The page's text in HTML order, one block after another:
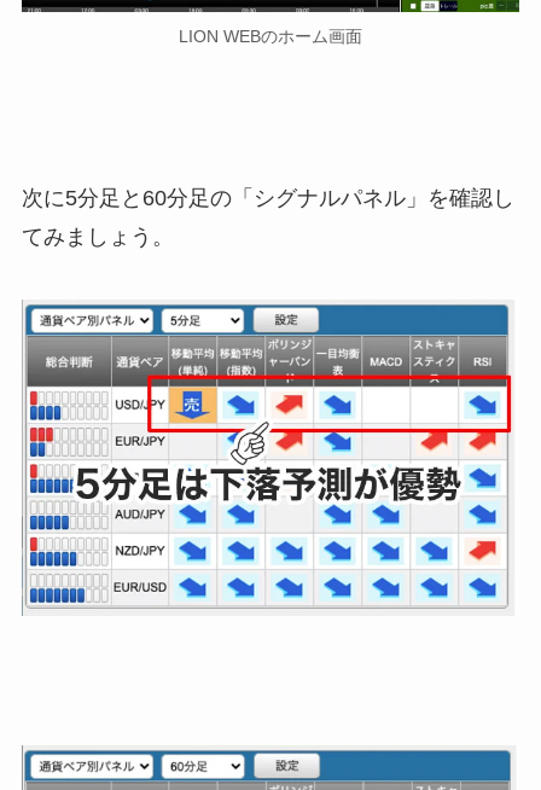
LION WEBのホーム画面
次に5分足と60分足の「シグナルパネル」を確認し
てみましょう。